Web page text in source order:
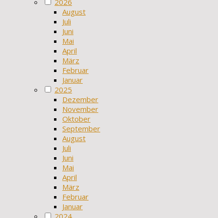
August
Juli
Juni
Mai
April
März
Februar
Januar
2025
Dezember
November
Oktober
September
August
Juli
Juni
Mai
April
März
Februar
Januar
2024